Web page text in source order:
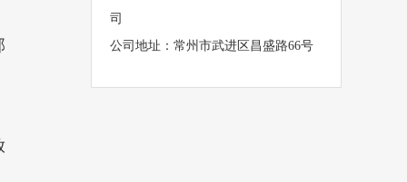
司
公司地址：常州市武进区昌盛路66号